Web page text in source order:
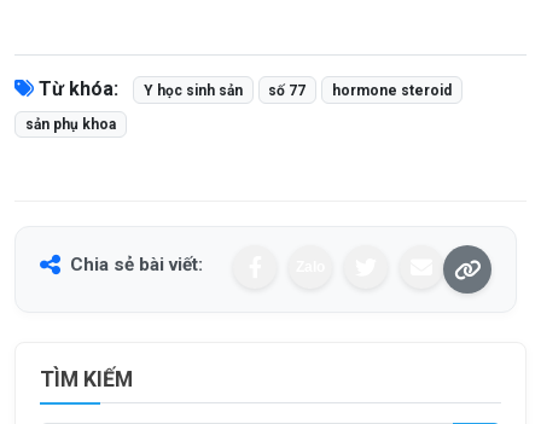
Từ khóa: Y học sinh sản số 77 hormone steroid
sản phụ khoa
Chia sẻ bài viết:
TÌM KIẾM